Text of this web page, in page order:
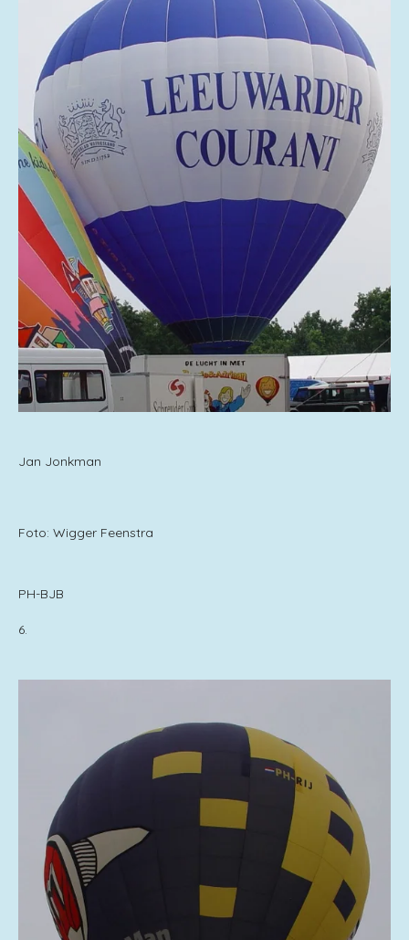
Jan Jonkman
Foto: Wigger Feenstra
PH-BJB
6.